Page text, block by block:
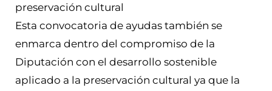
preservación cultural
Esta convocatoria de ayudas también se
enmarca dentro del compromiso de la
Diputación con el desarrollo sostenible
aplicado a la preservación cultural ya que la